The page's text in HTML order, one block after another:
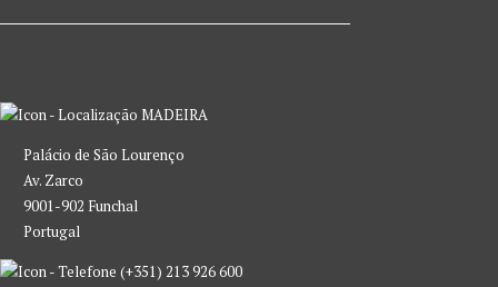
MADEIRA
Palácio de São Lourenço
Av. Zarco
9001-902 Funchal
Portugal
(+351) 213 926 600